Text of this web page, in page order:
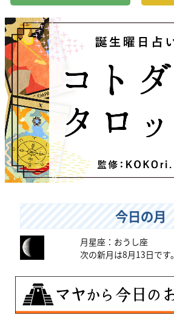
今日の月
月星座：おうし座
次の新月は8月13日です。